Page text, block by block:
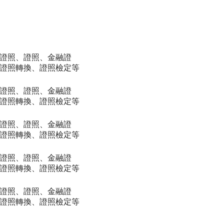
照、證照、金融證
照轉換、證照檢定等
照、證照、金融證
照轉換、證照檢定等
照、證照、金融證
照轉換、證照檢定等
照、證照、金融證
照轉換、證照檢定等
照、證照、金融證
照轉換、證照檢定等